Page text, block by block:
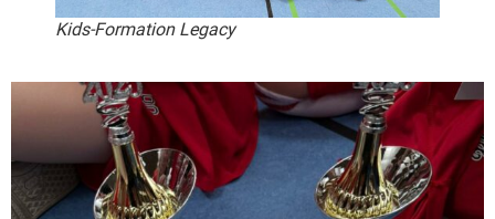
Kids-Formation Legacy